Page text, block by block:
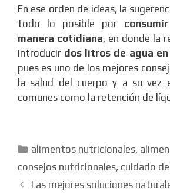
En ese orden de ideas, la
todo lo posible por
manera cotidiana, en donde la
introducir dos litros de agua
pues es uno de los mejores
la salud del cuerpo y a su vez
comunes como la retención de
Categorías
alimentos nutricionales,
consejos nutricionales, cuidado
Las mejores soluciones